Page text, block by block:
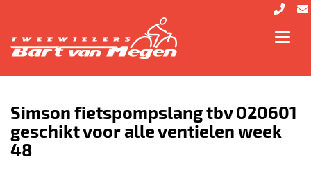
Simson fietspompslang tbv 020601
geschikt voor alle ventielen week
48